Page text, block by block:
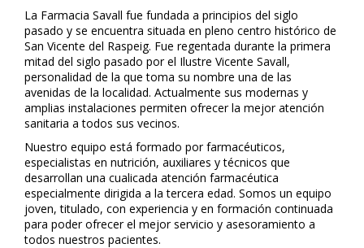
La Farmacia Savall fue fundada a principios del siglo
pasado y se encuentra situada en pleno centro histórico de
San Vicente del Raspeig. Fue regentada durante la primera
mitad del siglo pasado por el Ilustre Vicente Savall,
personalidad de la que toma su nombre una de las
avenidas de la localidad. Actualmente sus modernas y
amplias instalaciones permiten ofrecer la mejor atención
sanitaria a todos sus vecinos.
Nuestro equipo está formado por farmacéuticos,
especialistas en nutrición, auxiliares y técnicos que
desarrollan una cualificada atención farmacéutica
especialmente dirigida a la tercera edad. Somos un equipo
joven, titulado, con experiencia y en formación continuada
para poder ofrecer el mejor servicio y asesoramiento a
todos nuestros pacientes.